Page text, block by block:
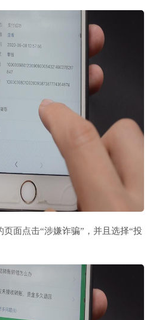
面点击“涉嫌诈骗”，并且选择“投